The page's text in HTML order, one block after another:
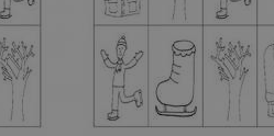
Strikt noodzakelijke cookies maken de
website kan niet goed worden gebruikt zonder
Naam
Provider
Domein
CookieScriptConsent CookieScript